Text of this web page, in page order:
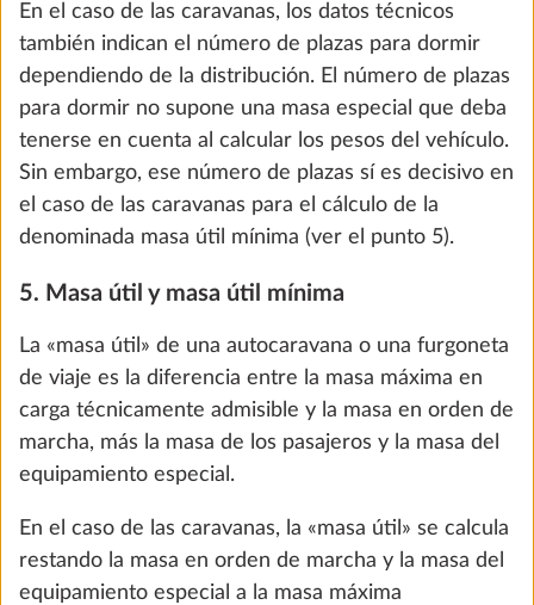
Kos
0,0 kg
318 €
Añadir
Equipamiento de la zona de estar
En el caso de las caravanas, los datos técnicos
también indican el número de plazas para dormir
dependiendo de la distribución. El número de plazas
para dormir no supone una masa especial que deba
tenerse en cuenta al calcular los pesos del vehículo.
Sin embargo, ese número de plazas sí es decisivo en
el caso de las caravanas para el cálculo de la
denominada masa útil mínima (ver el punto 5).
5. Masa útil y masa útil mínima
La «masa útil» de una autocaravana o una furgoneta
de viaje es la diferencia entre la masa máxima en
carga técnicamente admisible y la masa en orden de
marcha, más la masa de los pasajeros y la masa del
equipamiento especial.
En el caso de las caravanas, la «masa útil» se calcula
restando la masa en orden de marcha y la masa del
equipamiento especial a la masa máxima